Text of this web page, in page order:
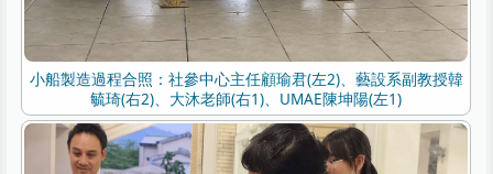
小船製造過程合照：社參中心主任顧瑜君(左2)、藝設系副教授韓
毓琦(右2)、大沐老師(右1)、UMAE陳坤陽(左1)